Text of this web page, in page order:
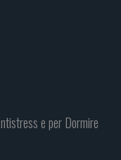
e per Dormire